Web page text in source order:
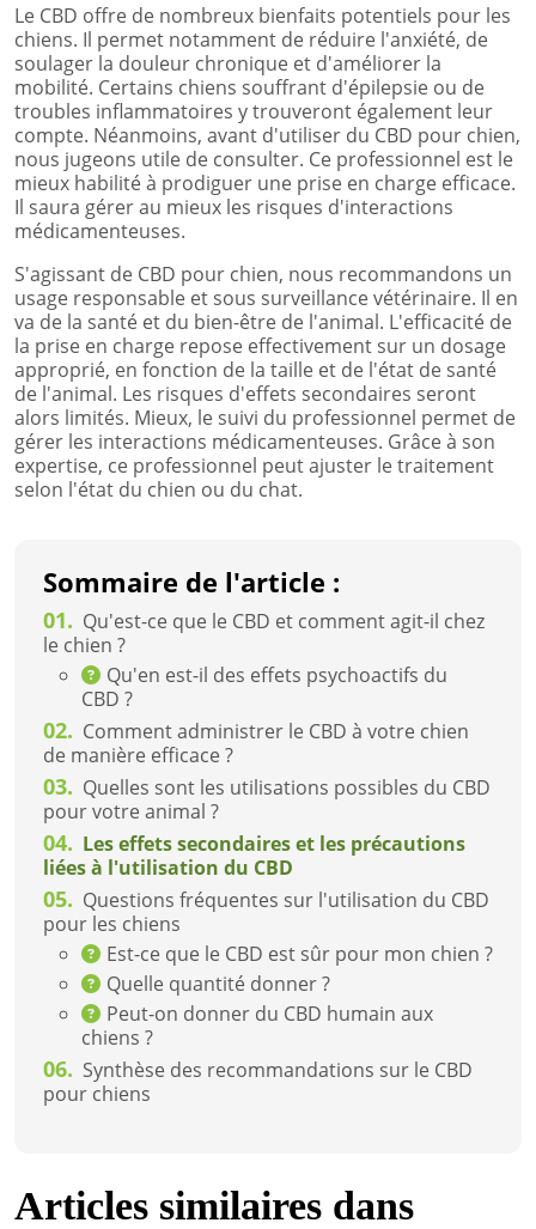
Le CBD offre de nombreux bienfaits potentiels pour les
chiens. Il permet notamment de réduire l'anxiété, de
soulager la douleur chronique et d'améliorer la
mobilité. Certains chiens souffrant d'épilepsie ou de
troubles inflammatoires y trouveront également leur
compte. Néanmoins, avant d'utiliser du CBD pour chien,
nous jugeons utile de consulter. Ce professionnel est le
mieux habilité à prodiguer une prise en charge efficace.
Il saura gérer au mieux les risques d'interactions
médicamenteuses.
S'agissant de CBD pour chien, nous recommandons un
usage responsable et sous surveillance vétérinaire. Il en
va de la santé et du bien-être de l'animal. L'efficacité de
la prise en charge repose effectivement sur un dosage
approprié, en fonction de la taille et de l'état de santé
de l'animal. Les risques d'effets secondaires seront
alors limités. Mieux, le suivi du professionnel permet de
gérer les interactions médicamenteuses. Grâce à son
expertise, ce professionnel peut ajuster le traitement
selon l'état du chien ou du chat.
Sommaire de l'article :
01. Qu'est-ce que le CBD et comment agit-il chez
le chien ?
Qu'en est-il des effets psychoactifs du
CBD ?
02. Comment administrer le CBD à votre chien
de manière efficace ?
03. Quelles sont les utilisations possibles du CBD
pour votre animal ?
04. Les effets secondaires et les précautions
liées à l'utilisation du CBD
05. Questions fréquentes sur l'utilisation du CBD
pour les chiens
Est-ce que le CBD est sûr pour mon chien ?
Quelle quantité donner ?
Peut-on donner du CBD humain aux
chiens ?
06. Synthèse des recommandations sur le CBD
pour chiens
Articles similaires dans